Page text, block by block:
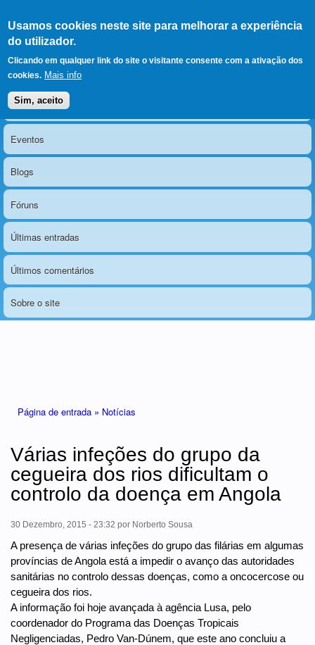
Usamos cookies neste site para melhorar a experiência
do utilizador.
Clicando em qualquer link do site o visitante consente com a ativação dos
cookies. Mais info
Sim, aceito
LERPARAVER , ir para a
página principal
O portal da visão diferente
Menu principal
Notícias
Eventos
Blogs
Fóruns
Últimas entradas
Últimos comentários
Sobre o site
Página de entrada » Notícias
Várias infeções do grupo da
cegueira dos rios dificultam o
controlo da doença em Angola
30 Dezembro, 2015 - 23:32 por Norberto Sousa
A presença de várias infeções do grupo das filárias em algumas
províncias de Angola está a impedir o avanço das autoridades
sanitárias no controlo dessas doenças, como a oncocercose ou
cegueira dos rios.
A informação foi hoje avançada à agência Lusa, pelo
coordenador do Programa das Doenças Tropicais
Negligenciadas, Pedro Van-Dúnem, que este ano concluiu a